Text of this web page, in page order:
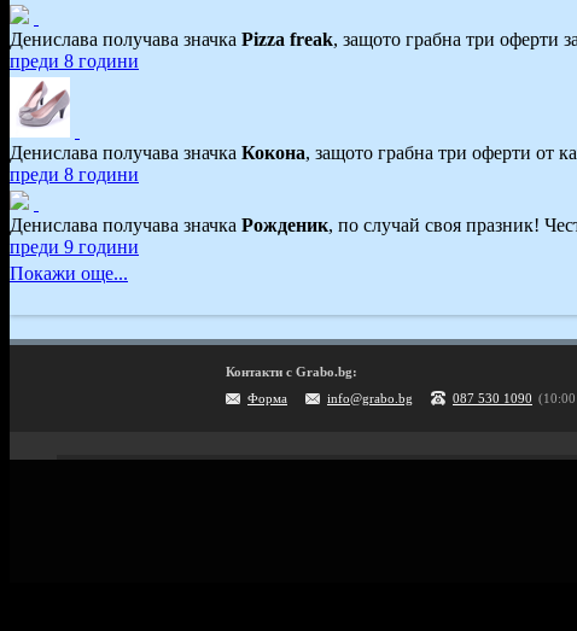
Денислава получава значка Pizza freak, защото грабна три оферти
преди 8 години
Денислава получава значка Кокона, защото грабна три оферти от
преди 8 години
Денислава получава значка Рожденик, по случай своя празник!
преди 9 години
Покажи още...
Контакти с Grabo.bg:
Форма
info@grabo.bg 087 530 1090